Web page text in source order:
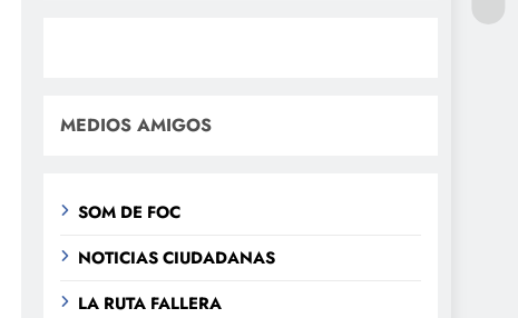
MEDIOS AMIGOS
SOM DE FOC
NOTICIAS CIUDADANAS
LA RUTA FALLERA